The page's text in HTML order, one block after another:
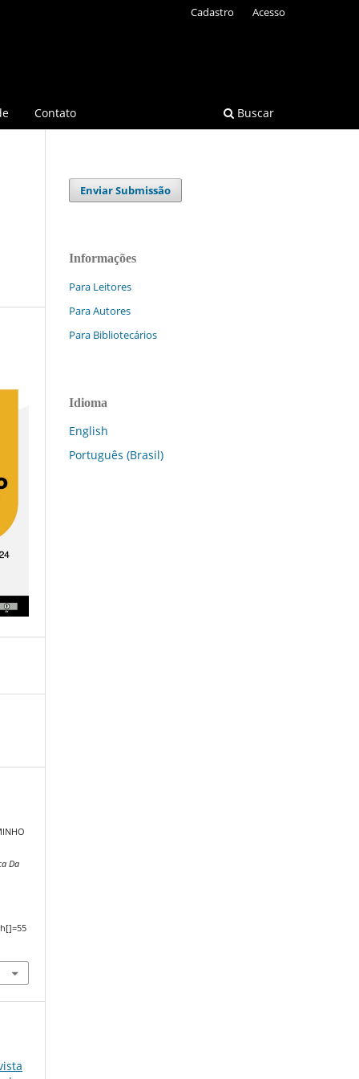
Contato Buscar
Cadastro Acesso
Da
Enviar Submissão
Informações
Para Leitores
Para Autores
Para Bibliotecários
Idioma
English
Português (Brasil)